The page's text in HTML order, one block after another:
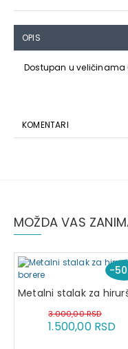
OPIS
Dostupan u veličinama
KOMENTARI
MOŽDA VAS
-
1.500,00 RSD
3.000,00 RSD